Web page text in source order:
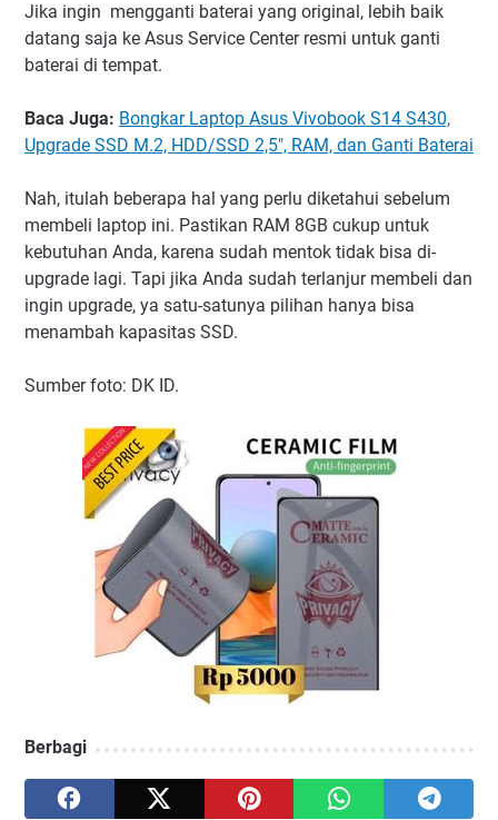
Jika ingin mengganti baterai yang original, lebih baik
datang saja ke Asus Service Center resmi untuk ganti
baterai di tempat.
Baca Juga: Bongkar Laptop Asus Vivobook S14 S430,
Upgrade SSD M.2, HDD/SSD 2,5", RAM, dan Ganti Baterai
Nah, itulah beberapa hal yang perlu diketahui sebelum
membeli laptop ini. Pastikan RAM 8GB cukup untuk
kebutuhan Anda, karena sudah mentok tidak bisa di-
upgrade lagi. Tapi jika Anda sudah terlanjur membeli dan
ingin upgrade, ya satu-satunya pilihan hanya bisa
menambah kapasitas SSD.
Sumber foto: DK ID.
Berbagi